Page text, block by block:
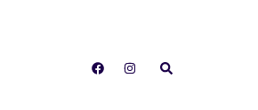
Search